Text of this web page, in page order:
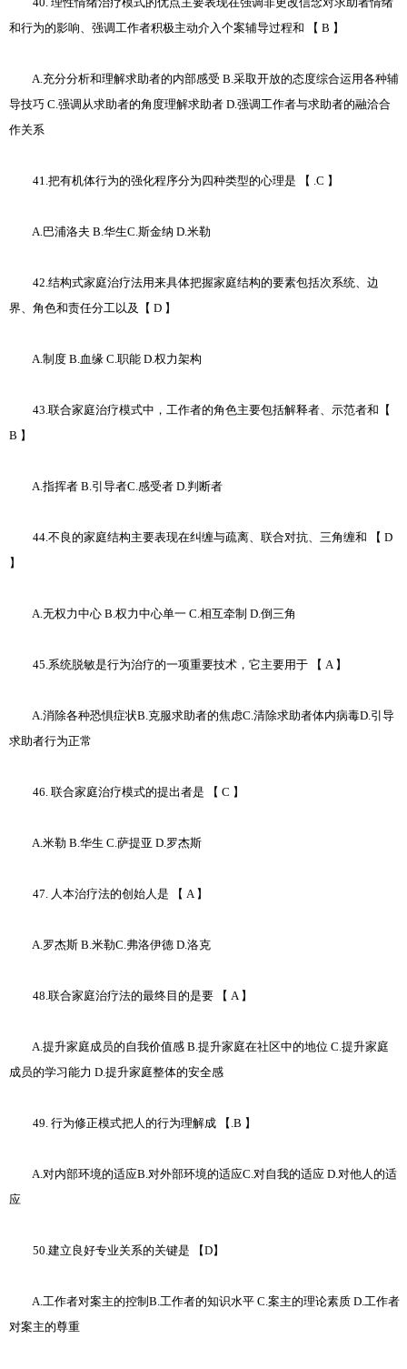
40. 理性情绪治疗模式的优点主要表现在强调非更改信念对求助者情绪
和行为的影响、强调工作者积极主动介入个案辅导过程和 【 B 】
A.充分分析和理解求助者的内部感受 B.采取开放的态度综合运用各种辅
导技巧 C.强调从求助者的角度理解求助者 D.强调工作者与求助者的融洽合
作关系
41.把有机体行为的强化程序分为四种类型的心理是 【 .C 】
A.巴浦洛夫 B.华生C.斯金纳 D.米勒
42.结构式家庭治疗法用来具体把握家庭结构的要素包括次系统、边
界、角色和责任分工以及【 D 】
A.制度 B.血缘 C.职能 D.权力架构
43.联合家庭治疗模式中，工作者的角色主要包括解释者、示范者和【
B 】
A.指挥者 B.引导者C.感受者 D.判断者
44.不良的家庭结构主要表现在纠缠与疏离、联合对抗、三角缠和 【 D
】
A.无权力中心 B.权力中心单一 C.相互牵制 D.倒三角
45.系统脱敏是行为治疗的一项重要技术，它主要用于 【 A 】
A.消除各种恐惧症状B.克服求助者的焦虑C.清除求助者体内病毒D.引导
求助者行为正常
46. 联合家庭治疗模式的提出者是 【 C 】
A.米勒 B.华生 C.萨提亚 D.罗杰斯
47. 人本治疗法的创始人是 【 A 】
A.罗杰斯 B.米勒C.弗洛伊德 D.洛克
48.联合家庭治疗法的最终目的是要 【 A 】
A.提升家庭成员的自我价值感 B.提升家庭在社区中的地位 C.提升家庭
成员的学习能力 D.提升家庭整体的安全感
49. 行为修正模式把人的行为理解成 【.B 】
A.对内部环境的适应B.对外部环境的适应C.对自我的适应 D.对他人的适
应
50.建立良好专业关系的关键是 【D】
A.工作者对案主的控制B.工作者的知识水平 C.案主的理论素质 D.工作者
对案主的尊重